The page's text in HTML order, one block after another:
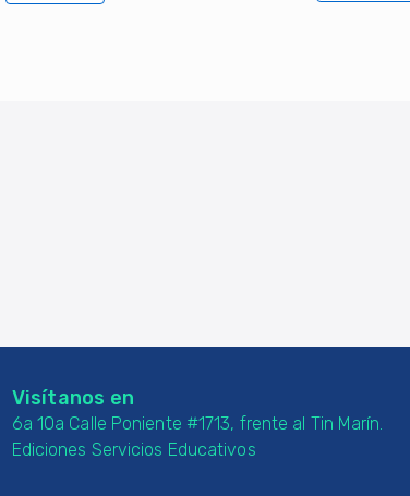
Visítanos en
6a 10a Calle Poniente #1713, frente al Tin Marín.
Ediciones Servicios Educativos